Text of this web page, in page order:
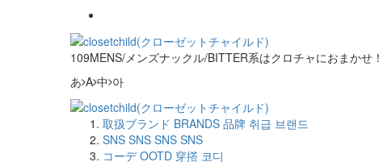
109MENS/メンズナックル/BITTER系はクロチャにおまかせ！
あ A 中 아
取扱ブランド BRANDS 品牌 취급 브랜드
SNS SNS SNS SNS
コーデ OOTD 穿撘 코디